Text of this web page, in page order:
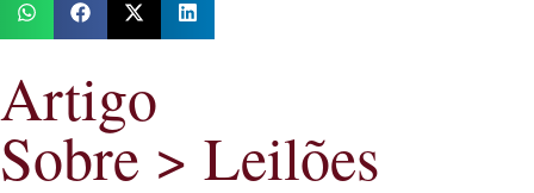
Artigo
Sobre > Leilões